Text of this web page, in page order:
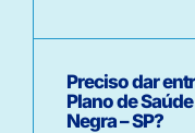
Preciso dar
Plano de
Negra – SP?